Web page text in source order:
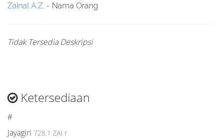
Zainal A.Z. - Nama Orang
Tidak Tersedia Deskripsi
Ketersediaan
#
Jayagiri 728.1 ZAI r